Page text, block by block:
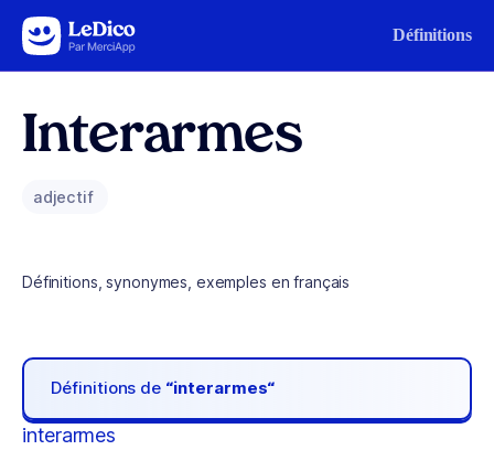
Aller au contenu Définitions
Interarmes
adjectif
Définitions, synonymes, exemples en français
Définitions de “interarmes“
interarmes